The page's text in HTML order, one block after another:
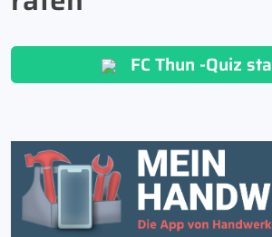
FC Thun -Quiz